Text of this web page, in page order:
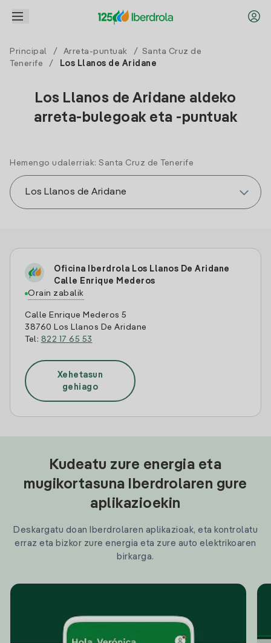
Principal / Arreta-puntuak / Santa Cruz de
Tenerife
/ Los Llanos de Aridane
Los Llanos de Aridane aldeko
arreta-bulegoak eta -puntuak
Hemengo udalerriak: Santa Cruz de Tenerife
Oficina Iberdrola Los Llanos De Aridane
Calle Enrique Mederos
Orain zabalik
Calle Enrique Mederos 5
38760 Los Llanos De Aridane
Tel: 822 17 65 53
Xehetasun
gehiago
Kudeatu zure energia eta
mugikortasuna Iberdrolaren gure
aplikazioekin
Deskargatu doan Iberdrolaren aplikazioak, eta kontrolatu
erraz eta bizkor zure energia eta zure auto elektrikoaren
birkarga.